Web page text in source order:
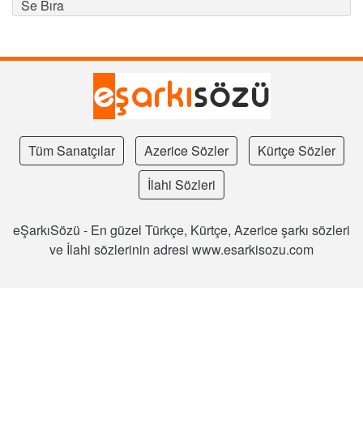
Se Bıra
Tüm Sanatçılar Azerice Sözler
Kürtçe Sözler
İlahi Sözleri
eŞarkıSözü - En güzel Türkçe, Kürtçe, Azerice şarkı sözleri
ve İlahi sözlerinin adresi www.esarkisozu.com